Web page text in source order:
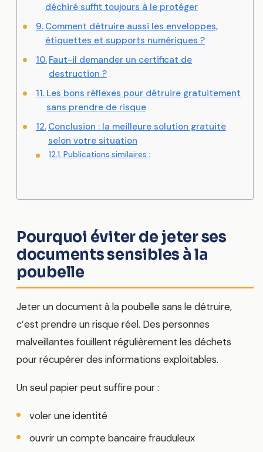
déchiré suffit toujours à le protéger
Comment détruire aussi les enveloppes,
étiquettes et supports numériques ?
Faut-il demander un certificat de
destruction ?
Les bons réflexes pour détruire gratuitement
sans prendre de risque
Conclusion : la meilleure solution gratuite
selon votre situation
Publications similaires :
Pourquoi éviter de jeter ses
documents sensibles à la
poubelle
Jeter un document à la poubelle sans le détruire,
c’est prendre un risque réel. Des personnes
malveillantes fouillent régulièrement les déchets
pour récupérer des informations exploitables.
Un seul papier peut suffire pour :
voler une identité
ouvrir un compte bancaire frauduleux